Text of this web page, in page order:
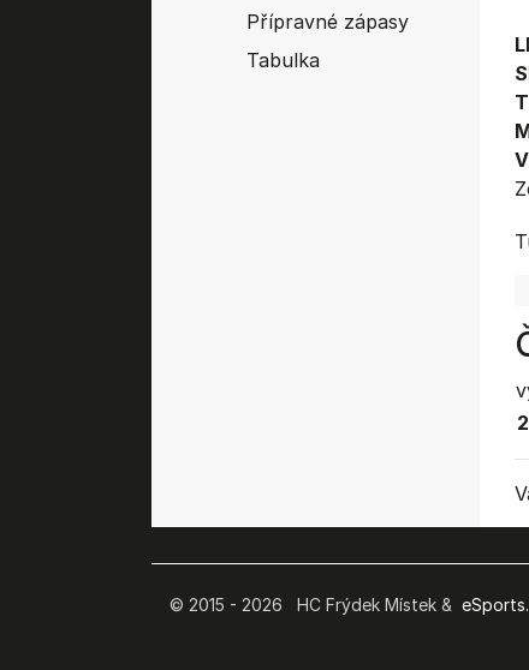
Přípravné zápasy
Tabulka
© 2015 - 2026 HC Frýdek Místek &